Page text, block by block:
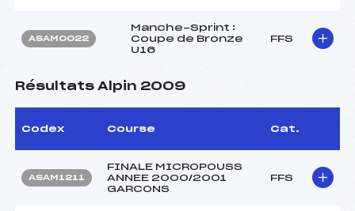
ASAM0022
Manche-Sprint :
Coupe de Bronze
U16
FFS
Résultats Alpin 2009
Codex Course Cat.
ASAM1211
FINALE MICROPOUSS
ANNEE 2000/2001
GARCONS
FFS